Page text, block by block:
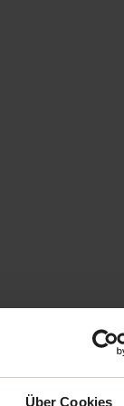
Über Cookies